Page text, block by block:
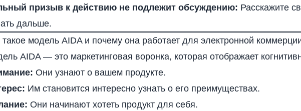
призыв к действию не подлежит обсуждению: Расскажите
дальше.
такое модель AIDA и почему она работает для электронной
AIDA — это маркетинговая воронка, которая отображает
Они узнают о вашем продукте.
Им становится интересно узнать о его преимуществах.
Они начинают хотеть продукт для себя.